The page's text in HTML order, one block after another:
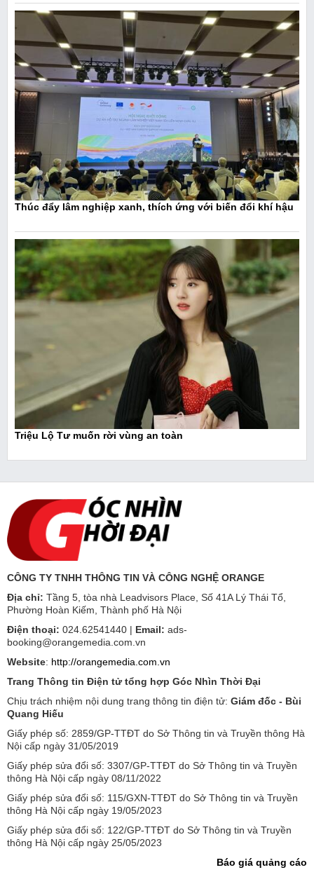
Thúc đẩy lâm nghiệp xanh, thích ứng với biến đổi khí hậu
Triệu Lộ Tư muốn rời vùng an toàn
CÔNG TY TNHH THÔNG TIN VÀ CÔNG NGHỆ ORANGE
Địa chỉ: Tầng 5, tòa nhà Leadvisors Place, Số 41A Lý Thái Tổ,
Phường Hoàn Kiếm, Thành phố Hà Nội
Điện thoại: 024.62541440 | Email: ads-
booking@orangemedia.com.vn
Website: http://orangemedia.com.vn
Trang Thông tin Điện tử tổng hợp Góc Nhìn Thời Đại
Chịu trách nhiệm nội dung trang thông tin điện tử: Giám đốc - Bùi
Quang Hiếu
Giấy phép số: 2859/GP-TTĐT do Sở Thông tin và Truyền thông Hà
Nội cấp ngày 31/05/2019
Giấy phép sửa đổi số: 3307/GP-TTĐT do Sở Thông tin và Truyền
thông Hà Nội cấp ngày 08/11/2022
Giấy phép sửa đổi số: 115/GXN-TTĐT do Sở Thông tin và Truyền
thông Hà Nội cấp ngày 19/05/2023
Giấy phép sửa đổi số: 122/GP-TTĐT do Sở Thông tin và Truyền
thông Hà Nội cấp ngày 25/05/2023
Báo giá quảng cáo